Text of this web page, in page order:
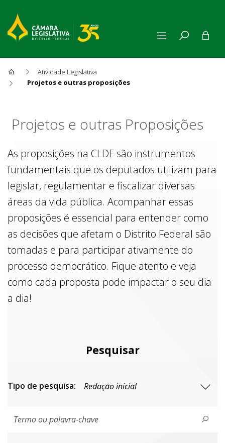
Atividade Legislativa
Projetos e outras proposições
Projetos e outras Proposições
As proposições na CLDF são instrumentos
fundamentais que os deputados utilizam para
legislar, regulamentar e fiscalizar diversas
áreas da vida pública. Acompanhar essas
proposições é essencial para entender como
as decisões que afetam o Distrito Federal são
tomadas e para participar ativamente do
processo democrático. Fique atento e veja
como cada proposta pode impactar o seu dia
a dia!
Pesquisar
Tipo de pesquisa: